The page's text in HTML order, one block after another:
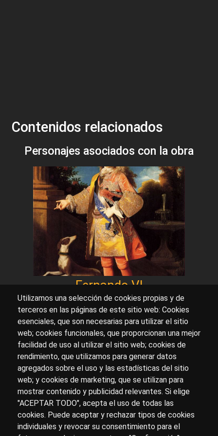
Contenidos relacionados
Personajes asociados con la obra
Fernando VI
Sobre artehistoria.com
Para ponerte en contacto con nosotros, escríbenos en
el formulario decontacto
Accesibilidad
Aviso Legal Privacidad
Utilizamos una selección de cookies propias y de
terceros en las páginas de este sitio web: Cookies
esenciales, que son necesarias para utilizar el sitio
web; cookies funcionales, que proporcionan una mejor
facilidad de uso al utilizar el sitio web; cookies de
rendimiento, que utilizamos para generar datos
agregados sobre el uso y las estadísticas del sitio
web; y cookies de marketing, que se utilizan para
mostrar contenido y publicidad relevantes. Si elige
"ACEPTAR TODO", acepta el uso de todas las
cookies. Puede aceptar y rechazar tipos de cookies
individuales y revocar su consentimiento para el
© Copyright 2017.arteHistoria&Toools, S.Lo sus
licenciantes son los propietarios de todos los derechos